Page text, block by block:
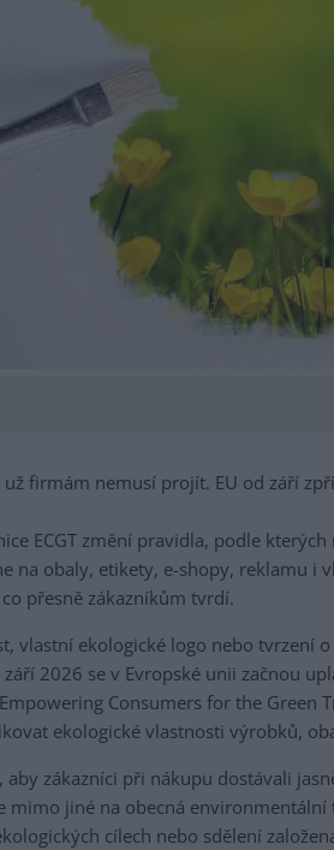
už firmám nemusí projít. EU od září
ECGT změní pravidla, podle
na obaly, etikety, e-shopy, reklamu i
přesně zákazníkům tvrdí.
vlastní ekologické logo nebo tvrzení
2026 se v Evropské unii začnou
Consumers for the Green
ekologické vlastnosti výrobků,
aby zákazníci při nákupu dostávali
mimo jiné na obecná
cílech nebo sdělení